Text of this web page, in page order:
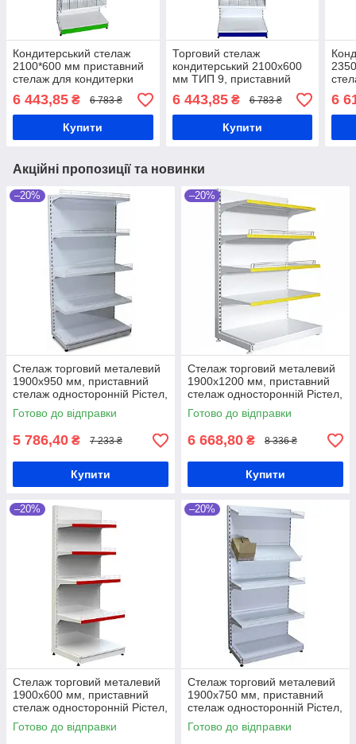
Кондитерський стелаж
2100*600 мм приставний
стелаж для кондитерки
ТИП 9
6 443,85 ₴ 6 783 ₴
Купити
Торговий стелаж
кондитерський 2100х600
мм ТИП 9, приставний
стелаж Рістел, стелаж зі
скляними відділами для
печива, цукерок
6 443,85₴ 6 783 ₴
Купити
для
6
Акційні пропозиції та новинки
–20%
Стелаж торговий металевий
1900х950 мм, приставний
стелаж односторонній Рістел,
стелаж для продуктів, стелаж
для техніки, для
Готово до відправки
5 786,40 ₴ 7 233 ₴
Купити
–20%
Стелаж торговий металевий
1900х1200 мм, приставний
стелаж односторонній Рістел,
стелаж для продуктів, стелаж
для техніки, для
Готово до відправки
6 668,80 ₴ 8 336 ₴
Купити
–20%
Стелаж торговий металевий
1900х600 мм, приставний
стелаж односторонній Рістел,
стелаж для продуктів, стелаж
для техніки, для
Готово до відправки
–20%
Стелаж торговий металевий
1900х750 мм, приставний
стелаж односторонній Рістел,
стелаж для продуктів, стелаж
для техніки, для
Готово до відправки